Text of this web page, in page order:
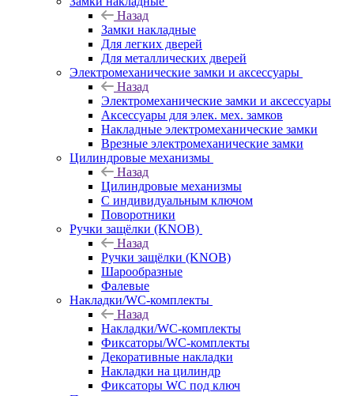
Назад
Замки накладные
Для легких дверей
Для металлических дверей
Электромеханические замки и аксессуары
Назад
Электромеханические замки и аксессуары
Аксессуары для элек. мех. замков
Накладные электромеханические замки
Врезные электромеханические замки
Цилиндровые механизмы
Назад
Цилиндровые механизмы
С индивидуальным ключом
Поворотники
Ручки защёлки (KNOB)
Назад
Ручки защёлки (KNOB)
Шарообразные
Фалевые
Накладки/WC-комплекты
Назад
Накладки/WC-комплекты
Фиксаторы/WC-комплекты
Декоративные накладки
Накладки на цилиндр
Фиксаторы WC под ключ